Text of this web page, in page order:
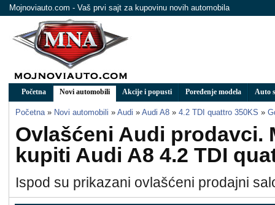
Mojnoviauto.com - Vaš prvi sajt za kupovinu novih automobila
Početna Novi automobili Akcije i popusti Poređenje modela Auto
Početna » Novi automobili » Audi » Audi A8 » 4.2 TDI quattro 350KS »
Ovlašćeni Audi prodavci.
kupiti Audi A8 4.2 TDI
Ispod su prikazani ovlašćeni prodajni